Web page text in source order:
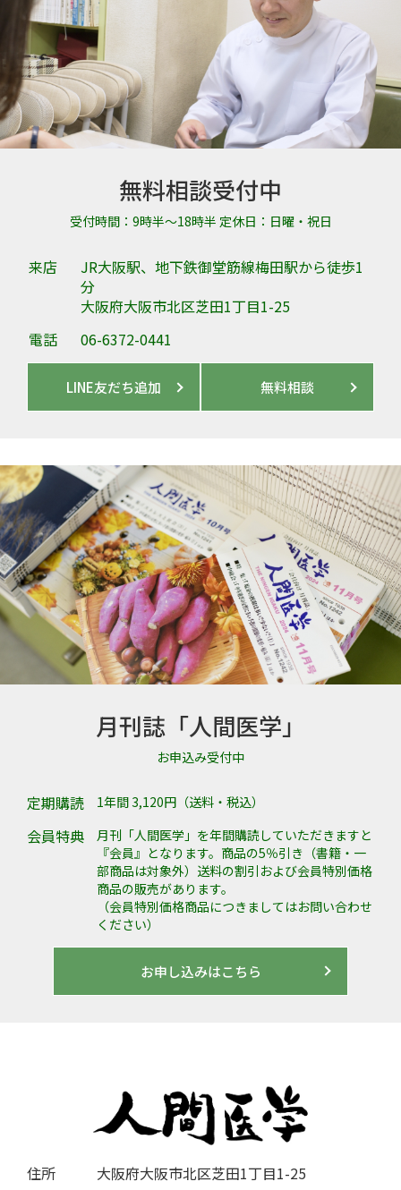
無料相談受付中
受付時間：9時半～18時半 定休日：日曜・祝日
来店
JR大阪駅、地下鉄御堂筋線梅田駅から徒歩1
分
大阪府大阪市北区芝田1丁目1-25
電話
06-6372-0441
LINE友だち追加 無料相談
月刊誌「人間医学」
お申込み受付中
定期購読 1年間 3,120円（送料・税込）
会員特典
月刊「人間医学」を年間購読していただきますと
『会員』となります。商品の5％引き（書籍・一
部商品は対象外）送料の割引および会員特別価格
商品の販売があります。
（会員特別価格商品につきましてはお問い合わせ
ください）
お申し込みはこちら
住所 大阪府大阪市北区芝田1丁目1-25